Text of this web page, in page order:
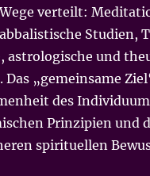
verteilt:
Studien,
astrologische und
Das „gemeinsame
des
Prinzipien und
spirituellen